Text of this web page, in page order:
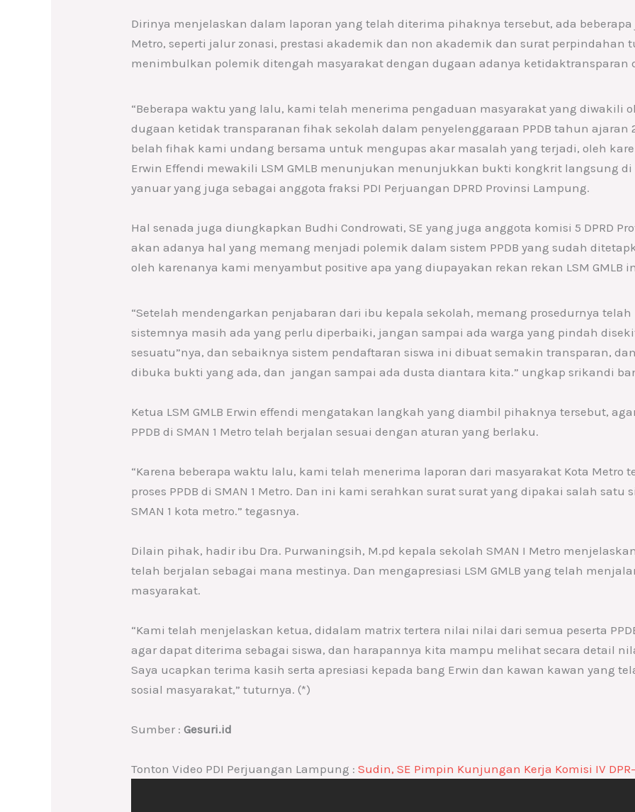
Dirinya menjelaskan dalam laporan yang telah diterima pihaknya tersebut, ada beberapa
Metro, seperti jalur zonasi, prestasi akademik dan non akademik dan surat perpindahan
menimbulkan polemik ditengah masyarakat dengan dugaan adanya ketidaktransparan
“Beberapa waktu yang lalu, kami telah menerima pengaduan masyarakat yang diwakili
dugaan ketidak transparanan fihak sekolah dalam penyelenggaraan PPDB tahun ajaran
belah fihak kami undang bersama untuk mengupas akar masalah yang terjadi, oleh
Erwin Effendi mewakili LSM GMLB menunjukan menunjukkan bukti kongkrit langsung
yanuar yang juga sebagai anggota fraksi PDI Perjuangan DPRD Provinsi Lampung.
Hal senada juga diungkapkan Budhi Condrowati, SE yang juga anggota komisi 5 DPRD
akan adanya hal yang memang menjadi polemik dalam sistem PPDB yang sudah
oleh karenanya kami menyambut positive apa yang diupayakan rekan rekan LSM GMLB
“Setelah mendengarkan penjabaran dari ibu kepala sekolah, memang prosedurnya
sistemnya masih ada yang perlu diperbaiki, jangan sampai ada warga yang pindah
sesuatu”nya, dan sebaiknya sistem pendaftaran siswa ini dibuat semakin transparan,
dibuka bukti yang ada, dan jangan sampai ada dusta diantara kita.” ungkap srikandi
Ketua LSM GMLB Erwin effendi mengatakan langkah yang diambil pihaknya tersebut,
PPDB di SMAN 1 Metro telah berjalan sesuai dengan aturan yang berlaku.
“Karena beberapa waktu lalu, kami telah menerima laporan dari masyarakat Kota
proses PPDB di SMAN 1 Metro. Dan ini kami serahkan surat surat yang dipakai salah satu
SMAN 1 kota metro.” tegasnya.
Dilain pihak, hadir ibu Dra. Purwaningsih, M.pd kepala sekolah SMAN I Metro
telah berjalan sebagai mana mestinya. Dan mengapresiasi LSM GMLB yang telah
masyarakat.
“Kami telah menjelaskan ketua, didalam matrix tertera nilai nilai dari semua peserta
agar dapat diterima sebagai siswa, dan harapannya kita mampu melihat secara detail
Saya ucapkan terima kasih serta apresiasi kepada bang Erwin dan kawan kawan yang
sosial masyarakat,” tuturnya. (*)
Sumber :Gesuri.id
Tonton Video PDI Perjuangan Lampung :Sudin, SE Pimpin Kunjungan Kerja Komisi IV